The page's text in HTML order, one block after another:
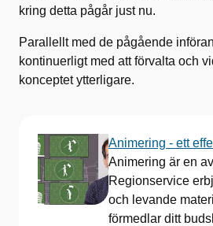
kring detta pågår just nu.
Parallellt med de pågående
kontinuerligt med att förvalta och
konceptet ytterligare.
Animering - ett
Animering är en
Regionservice
och levande
förmedlar ditt